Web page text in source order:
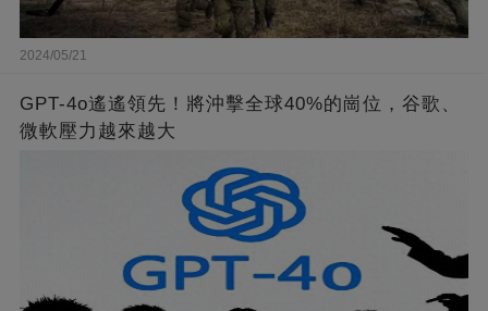
2024/05/21
GPT-4o遙遙領先！將沖擊全球40%的崗位，谷歌、
微軟壓力越來越大